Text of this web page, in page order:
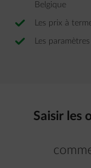
Belgique
Les prix à
Les
Saisir les